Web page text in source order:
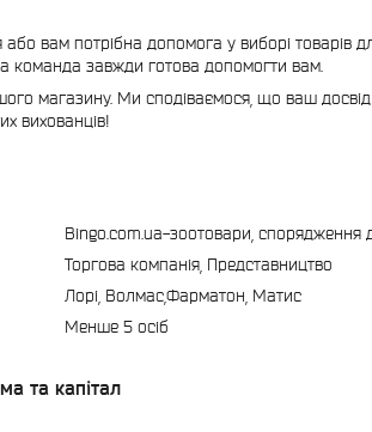
вам потрібна допомога у виборі товарів
команда завжди готова допомогти вам.
магазину. Ми сподіваємося, що ваш
вихованців!
Bingo.com.ua-зоотовари, спорядження
Торгова компанія, Представництво
Лорі, Волмас,Фарматон, Матис
Менше 5 осіб
та капітал